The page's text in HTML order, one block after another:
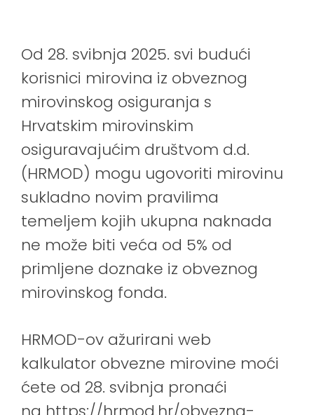
Od 28. svibnja 2025. svi budući
korisnici mirovina iz obveznog
mirovinskog osiguranja s
Hrvatskim mirovinskim
osiguravajućim društvom d.d.
(HRMOD) mogu ugovoriti mirovinu
sukladno novim pravilima
temeljem kojih ukupna naknada
ne može biti veća od 5% od
primljene doznake iz obveznog
mirovinskog fonda.
HRMOD-ov ažurirani web
kalkulator obvezne mirovine moći
ćete od 28. svibnja pronaći